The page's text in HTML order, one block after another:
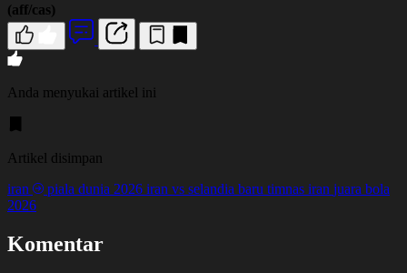
(aff/cas)
Anda menyukai artikel ini
Artikel disimpan
iran
piala dunia 2026 iran vs selandia baru timnas iran juara bola
2026
Komentar